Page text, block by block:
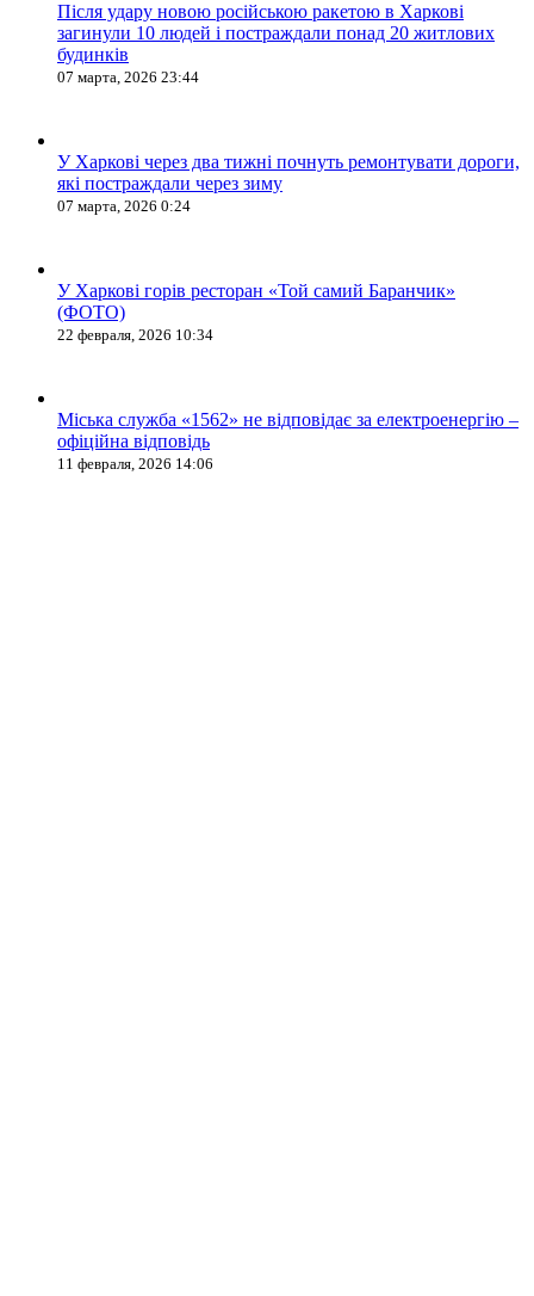
Після удару новою російською ракетою в Харкові
загинули 10 людей і постраждали понад 20 житлових
будинків
07 марта, 2026 23:44
У Харкові через два тижні почнуть ремонтувати дороги,
які постраждали через зиму
07 марта, 2026 0:24
У Харкові горів ресторан «Той самий Баранчик»
(ФОТО)
22 февраля, 2026 10:34
Міська служба «1562» не відповідає за електроенергію –
офіційна відповідь
11 февраля, 2026 14:06